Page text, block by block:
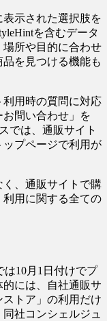
示された選択肢を
を含むデータ
所や目的に合わせ
を見つける機能も
用時の質問に対応
問い合わせ」を
では、通販サイト
プページで利用が
、通販サイトで購
利用に関する全ての
10月1日付けでプ
には、自社通販サ
トア」の利用だけ
社コンシェルジュ